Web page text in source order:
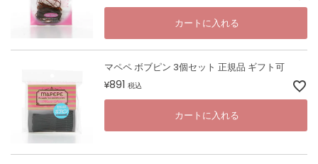
カートに入れる
マペペ ボブピン 3個セット 正規品 ギフト可
¥891 税込
カートに入れる